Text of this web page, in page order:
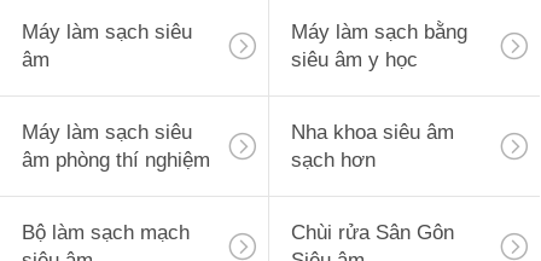
Máy làm sạch siêu
âm
Máy làm sạch bằng
siêu âm y học
Máy làm sạch siêu
âm phòng thí nghiệm
Nha khoa siêu âm
sạch hơn
Bộ làm sạch mạch
Chùi rửa Sân Gôn